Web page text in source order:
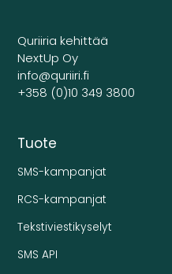
Quriiria kehittää
NextUp Oy
info@quriiri.fi
+358 (0)10 349 3800
Tuote
SMS-kampanjat
RCS-kampanjat
Tekstiviestikyselyt
SMS API